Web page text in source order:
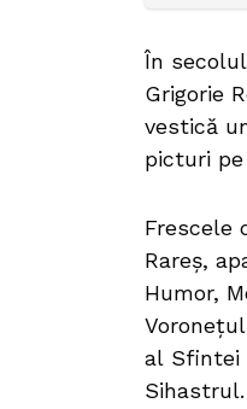
În
Grigorie
vestică
picturi
Frescele
Rareș,
Humor,
al Sfintei